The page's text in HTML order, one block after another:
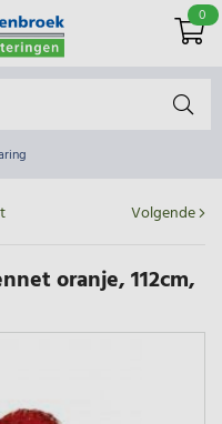
0
verzending vanaf €75
Volgende
oranje, 112cm,